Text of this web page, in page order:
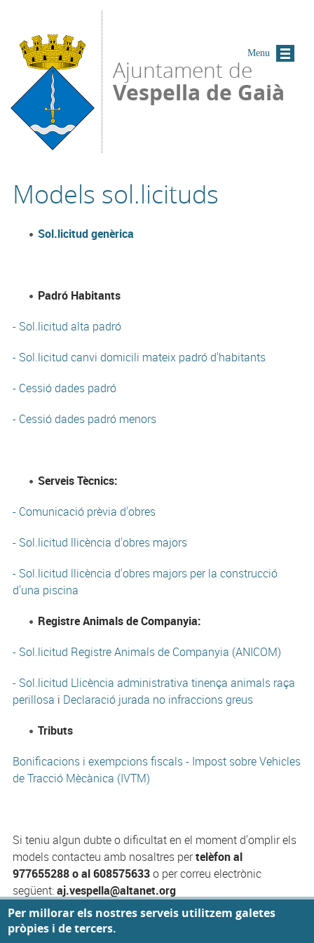
Ajuntament de
Vespella de Gaià
Models sol.licituds
Sol.licitud genèrica
Padró Habitants
- Sol.licitud alta padró
- Sol.licitud canvi domicili mateix padró d'habitants
- Cessió dades padró
- Cessió dades padró menors
Serveis Tècnics:
- Comunicació prèvia d'obres
- Sol.licitud llicència d'obres majors
- Sol.licitud llicència d'obres majors per la construcció
d'una piscina
Registre Animals de Companyia:
- Sol.licitud Registre Animals de Companyia (ANICOM)
- Sol.licitud Llicència administrativa tinença animals raça
perillosa i Declaració jurada no infraccions greus
Tributs
Bonificacions i exempcions fiscals - Impost sobre Vehicles
de Tracció Mècànica (IVTM)
Si teniu algun dubte o dificultat en el moment d'omplir els
models contacteu amb nosaltres pertelèfon al
977655288 o al 608575633o per correu electrònic
següent:aj.vespella@altanet.org
Menu
Privacy settings
Per millorar els nostres serveis utilitzem galetes
pròpies i de tercers.